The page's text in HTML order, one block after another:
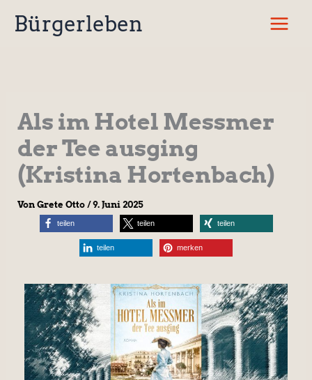
InhaltBürgerleben
Als im Hotel Messmer
der Tee ausging
(Kristina Hortenbach)
Von Grete Otto /9. Juni 2025
teilen teilen teilen
teilen merken